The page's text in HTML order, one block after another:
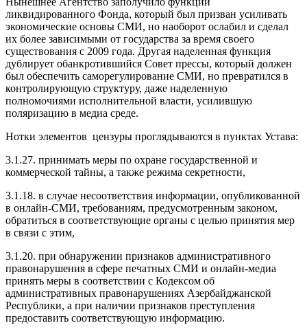
ликвидированного Фонда, который был призван усиливать
экономические основы СМИ, но наоборот ослабил и сделал
их более зависимыми от государства за время своего
существования с 2009 года. Другая наделенная функция
дублирует обанкротившийся Совет прессы, который должен
был обеспечить саморегулирование СМИ, но превратился в
контролирующую структуру, даже наделенную
полномочиями исполнительной власти, усилившую
поляризацию в медиа среде.
Нотки элементов цензуры проглядываются в пунктах Устава:
3.1.27. принимать меры по охране государственной и
коммерческой тайны, а также режима секретности,
3.1.18. в случае несоответствия информации, опубликованной
в онлайн-СМИ, требованиям, предусмотренным законом,
обратиться в соответствующие органы с целью принятия мер
в связи с этим,
3.1.20. при обнаружении признаков административного
правонарушения в сфере печатных СМИ и онлайн-медиа
принять меры в соответствии с Кодексом об
административных правонарушениях Азербайджанской
Республики, а при наличии признаков преступления
предоставить соответствующую информацию.